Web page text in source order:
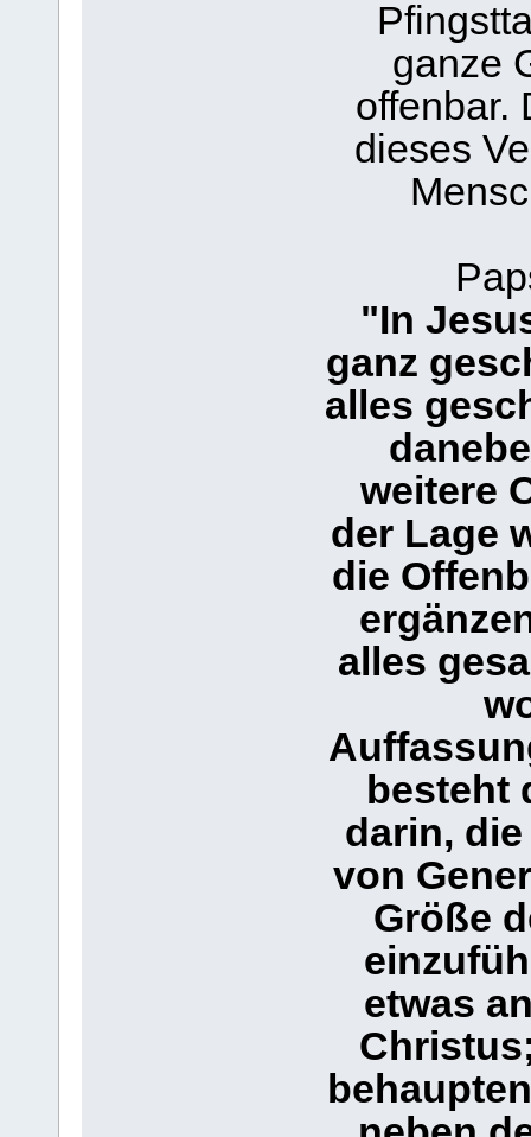
ganze
offenbar.
dieses
"In
ganz
alles
weitere
der Lage
die
alles
besteht
darin,
von
Größe
etwas